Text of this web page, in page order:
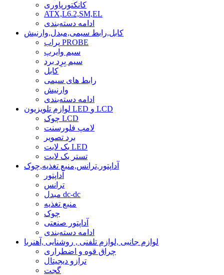
کانکتورپاوری
ATX,L6.2,SM,EL
ادامه دسته‌بندی
کابل,رابط سیمی,مبدل,وارنیش
پراب PROBE
سیم وایرپ
سیم بِرِد برد
کابل
رابط های سیمی
وارنیش
ادامه دسته‌بندی
لوازم تلویزیون LED و LCD
چوک LCD
لامپ فلورسنت
برد تصویر
بک لایت LED
تستر بک لایت
آداپتور,ترانس,منبع تغذیه,چوک
آداپتور
ترانس
مبدل dc-dc
منبع تغذیه
چوک
آداپتور صنعتی
ادامه دسته‌بندی
لوازم جانبی ,لوازم تلفنی , روشنایی ,آهنربا
چراق قوه و اضطراری
ترازو دیجیتال
گجت